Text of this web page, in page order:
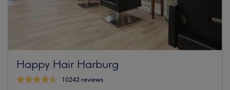
Happy Hair Harburg
10242 reviews